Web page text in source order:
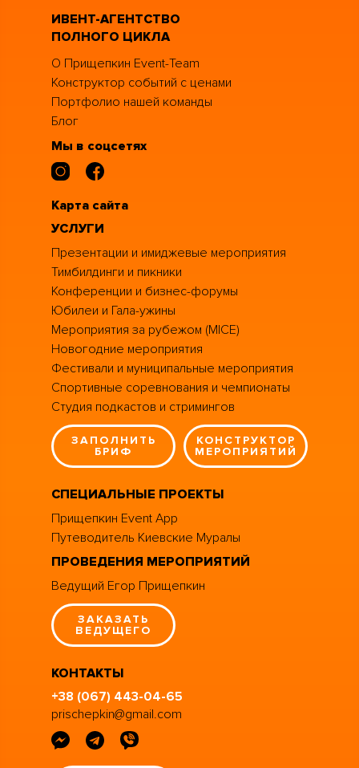
ИВЕНТ-АГЕНТСТВО
ПОЛНОГО ЦИКЛА
О Прищепкин Event-Team
Конструктор событий с ценами
Портфолио нашей команды
Блог
Мы в соцсетях
Карта сайта
УСЛУГИ
Презентации и имиджевые мероприятия
Тимбилдинги и пикники
Конференции и бизнес-форумы
Юбилеи и Гала-ужины
Мероприятия за рубежом (MICE)
Новогодние мероприятия
Фестивали и муниципальные мероприятия
Спортивные соревнования и чемпионаты
Студия подкастов и стримингов
ЗАПОЛНИТЬ
БРИФ
КОНСТРУКТОР
МЕРОПРИЯТИЙ
СПЕЦИАЛЬНЫЕ ПРОЕКТЫ
Прищепкин Event App
Путеводитель Киевские Муралы
ПРОВЕДЕНИЯ МЕРОПРИЯТИЙ
Ведущий Егор Прищепкин
ЗАКАЗАТЬ
ВЕДУЩЕГО
КОНТАКТЫ
+38 (067) 443-04-65
prischepkin@gmail.com